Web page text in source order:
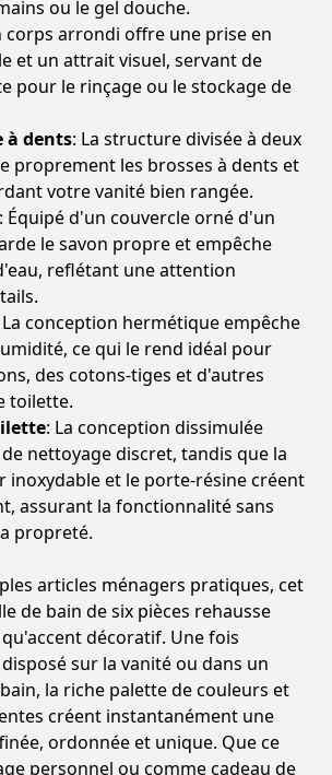
ou le gel douche.
corps arrondi offre une prise en
et un attrait visuel, servant de
pour le rinçage ou le stockage de
à dents: La structure divisée à deux
proprement les brosses à dents et
votre vanité bien rangée.
: Équipé d'un couvercle orné d'un
le savon propre et empêche
reflétant une attention
La conception hermétique empêche
ce qui le rend idéal pour
des cotons-tiges et d'autres
toilette.
: La conception dissimulée
nettoyage discret, tandis que la
inoxydable et le porte-résine créent
assurant la fonctionnalité sans
propreté.
articles ménagers pratiques, cet
de bain de six pièces rehausse
décoratif. Une fois
sur la vanité ou dans un
la riche palette de couleurs et
créent instantanément une
ordonnée et unique. Que ce
personnel ou comme cadeau de